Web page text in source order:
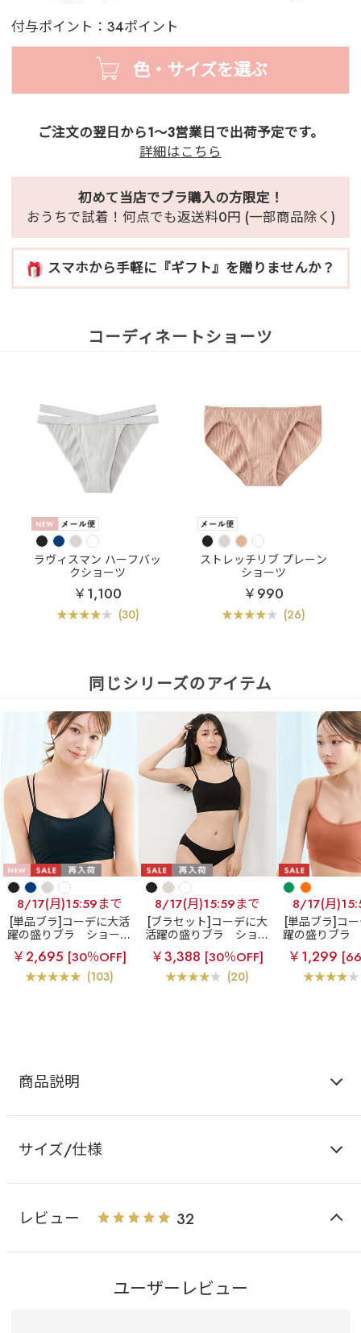
付与ポイント：34ポイント
色・サイズを選ぶ
ご注文の翌日から1～3営業日で出荷予定です。
詳細はこちら
初めて当店でブラ購入の方限定！
おうちで試着！何点でも返送料0円 (一部商品除く)
スマホから手軽に『ギフト』を贈りませんか？
コーディネートショーツ
ラヴィスマン ハーフバッ
クショーツ
￥1,100
(30)
ストレッチリブ プレーン
ショーツ
￥990
(26)
同じシリーズのアイテム
8/17(月)15:59まで
[単品ブラ]コーデに大活
躍の盛りブラ
ショート
レングス ブラトップ 超
盛ブラ(R) 単品ブラジャ
ー
￥2,695 [30％OFF]
(103)
8/17(月)15:59まで
[ブラセット]コーデに大
活躍の盛りブラ
ショー
トレングス ブラトップ
超盛ブラ(R) ブラジャー&
ショーツ
￥3,388 [30％OFF]
(20)
8/17(月
[単品ブラ]コ
躍の盛りブラ
レングス ブ
盛ブラ(R) 単
ー
￥1,299
商品説明
サイズ/仕様
レビュー 32
ユーザーレビュー